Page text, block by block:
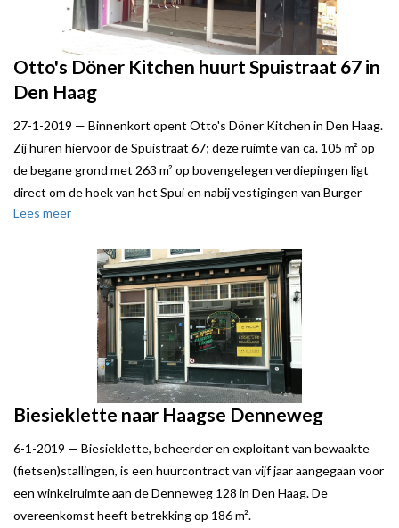
Otto's Döner Kitchen huurt Spuistraat 67 in
Den Haag
27-1-2019 — Binnenkort opent Otto's Döner Kitchen in Den Haag.
Zij huren hiervoor de Spuistraat 67; deze ruimte van ca. 105 m² op
de begane grond met 263 m² op bovengelegen verdiepingen ligt
direct om de hoek van het Spui en nabij vestigingen van Burger
King, Bram Ladage en Dagelijks Lekker. Otto's Döner Kitchen zal
Local Joe bracht de transactie tot stand namens verhuurder Geste
Lees meer
Biesieklette naar Haagse Denneweg
6-1-2019 — Biesieklette, beheerder en exploitant van bewaakte
(fietsen)stallingen, is een huurcontract van vijf jaar aangegaan voor
een winkelruimte aan de Denneweg 128 in Den Haag. De
overeenkomst heeft betrekking op 186 m².